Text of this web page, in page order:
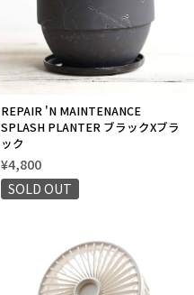
REPAIR 'N MAINTENANCE
SPLASH PLANTER ブラックXブラ
ック
¥4,800
SOLD OUT